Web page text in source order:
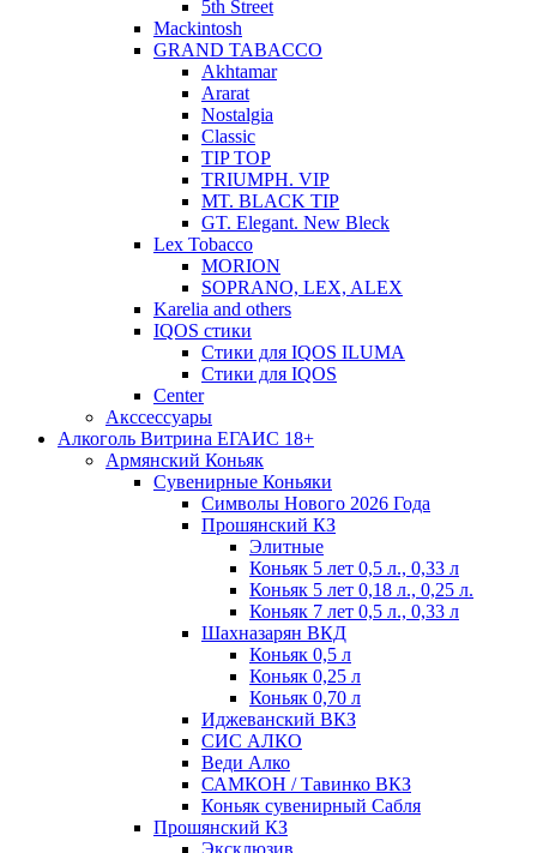
5th Street
Mackintosh
GRAND TABACCO
Akhtamar
Ararat
Nostalgia
Classic
TIP TOP
TRIUMPH. VIP
MT. BLACK TIP
GT. Elegant. New Bleck
Lex Tobacco
MORION
SOPRANO, LEX, ALEX
Karelia and others
IQOS стики
Стики для IQOS ILUMA
Стики для IQOS
Сenter
Акссессуары
Алкоголь Витрина ЕГАИС 18+
Армянский Коньяк
Сувенирные Коньяки
Символы Нового 2026 Года
Прошянский КЗ
Элитные
Коньяк 5 лет 0,5 л., 0,33 л
Коньяк 5 лет 0,18 л., 0,25 л.
Коньяк 7 лет 0,5 л., 0,33 л
Шахназарян ВКД
Коньяк 0,5 л
Коньяк 0,25 л
Коньяк 0,70 л
Иджеванский ВКЗ
СИС АЛКО
Веди Алко
САМКОН / Тавинко ВКЗ
Коньяк сувенирный Сабля
Прошянский КЗ
Эксклюзив